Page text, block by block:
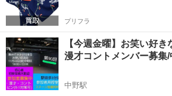
プリフラ
【今週金曜】お笑い好
漫才コントメンバー募
中野駅